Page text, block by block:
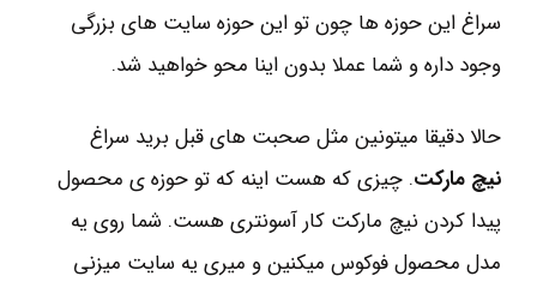
سراغ این حوزه ها چون تو این حوزه سایت های بزرگی
وجود داره و شما عملا بدون اینا محو خواهید شد.
حالا دقیقا میتونین مثل صحبت های قبل برید سراغ
نیچ مارکت. چیزی که هست اینه که تو حوزه ی محصول
پیدا کردن نیچ مارکت کار آسونتری هست. شما روی یه
مدل محصول فوکوس میکنین و میری یه سایت میزنی